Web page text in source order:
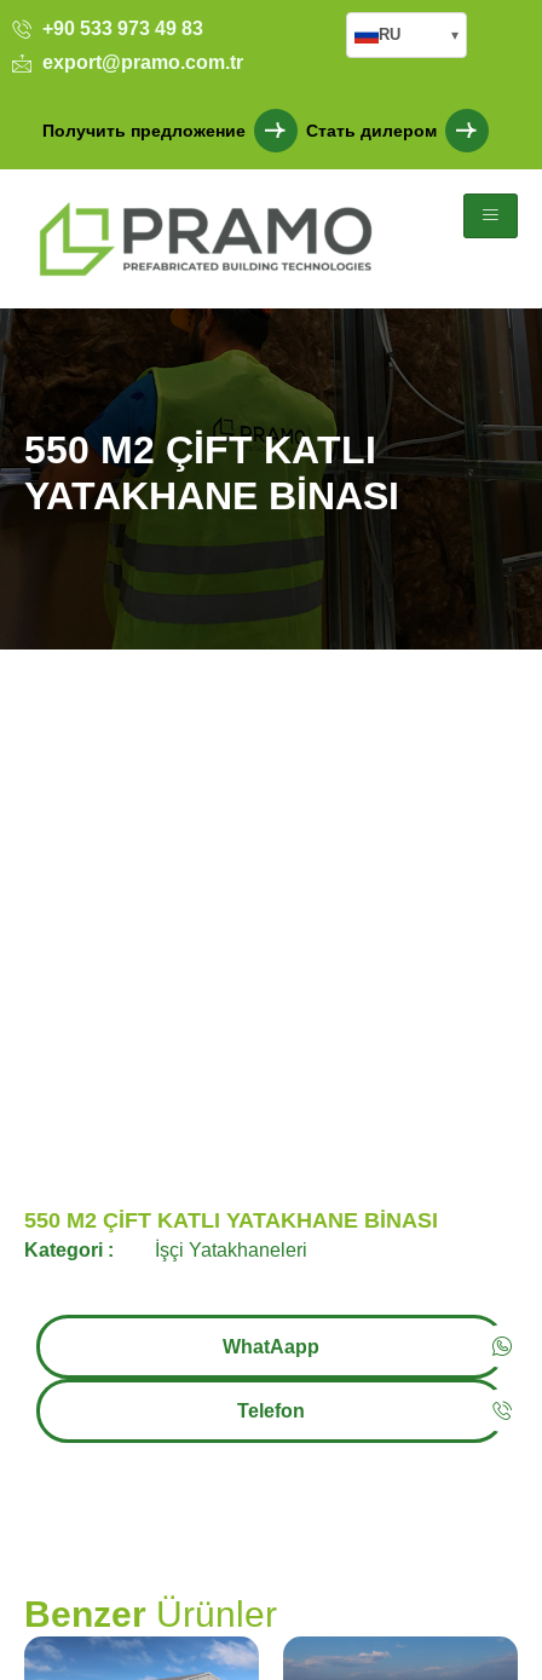
+90 533 973 49 83
export@pramo.com.tr
Получить предложение Стать дилером
RU ▾
550 M2 ÇİFT KATLI
YATAKHANE BİNASI
550 M2 ÇİFT KATLI YATAKHANE BİNASI
Kategori : İşçi Yatakhaneleri
WhatAapp
Telefon
PRAMO
Benzer Ürünler